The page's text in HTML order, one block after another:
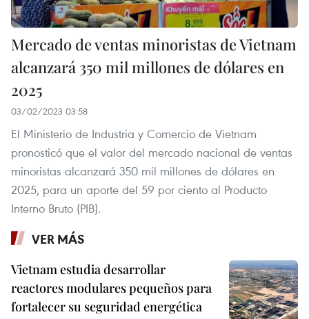
Mercado de ventas minoristas de Vietnam
alcanzará 350 mil millones de dólares en
2025
03/02/2023 03:58
El Ministerio de Industria y Comercio de Vietnam
pronosticó que el valor del mercado nacional de ventas
minoristas alcanzará 350 mil millones de dólares en
2025, para un aporte del 59 por ciento al Producto
Interno Bruto (PIB).
VER MÁS
Vietnam estudia desarrollar
reactores modulares pequeños para
fortalecer su seguridad energética